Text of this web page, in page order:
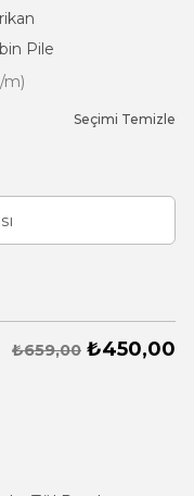
Pile
m)
Seçimi Temizle
₺659,00 ₺450,00